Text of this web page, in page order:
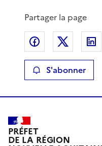
Partager la page
Partager sur
S'abonner
PRÉFET
DE LA RÉGION